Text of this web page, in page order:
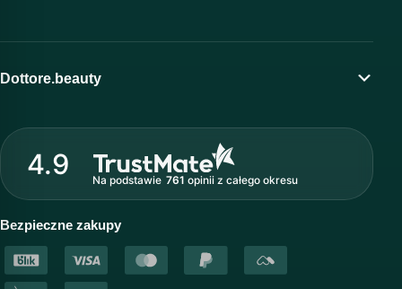
Moje konto
Program lojalnościowy
Strefa profesjonalisty
Dottore.beauty
O marce Dottore
Nasz zespół
Akademia i szkolenia
Baza wiedzy
4.9
Na podstawie 761 opiniiz całego okresu
Bezpieczne zakupy